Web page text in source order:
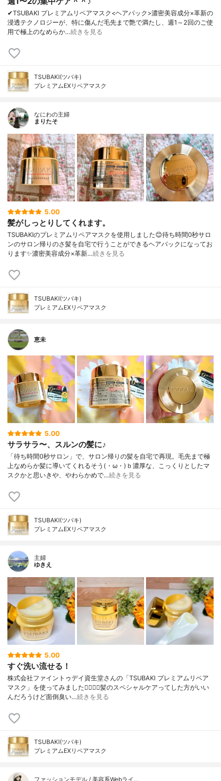
✔︎TSUBAKI プレミアムリペアマスク<ヘアパック>濃密美容成分×革新の
浸透テクノロジーが、特に傷んだ毛先まで艶で満たし、週1～2回のご使
用で極上のなめらか…続きを見る
TSUBAKI(ツバキ)
プレミアムEXリペアマスク
なにわの主婦
まりたそ
5.00
髪がしっとりしてくれます。
TSUBAKIのプレミアムリペアマスクを使用しました😊待ち時間0秒サロ
ンのサロン帰りのさ髪を自宅で行うことができるヘアパックになってお
ります✨濃密美容成分×革新…続きを見る
TSUBAKI(ツバキ)
プレミアムEXリペアマスク
恵未
5.00
サラサラ〜、スルンの髪に♪
「待ち時間0秒サロン」で、サロン帰りの髪を自宅で再現。毛先まで極
上なめらか髪に導いてくれるそう(・ω・)ｂ濃厚な、こっくりとしたマ
スクかと思いきや、やわらかめで…続きを見る
TSUBAKI(ツバキ)
プレミアムEXリペアマスク
主婦
ゆきえ
5.00
すぐ洗い流せる！
株式会社ファイントゥデイ資生堂さんの「TSUBAKI プレミアムリペア
マスク」を使ってみました💆🏻‍♀️✨髪のスペシャルケアってした方がいい
んだろうけど面倒臭い…続きを見る
TSUBAKI(ツバキ)
プレミアムEXリペアマスク
ファッションモデル / 美容系Webライ…